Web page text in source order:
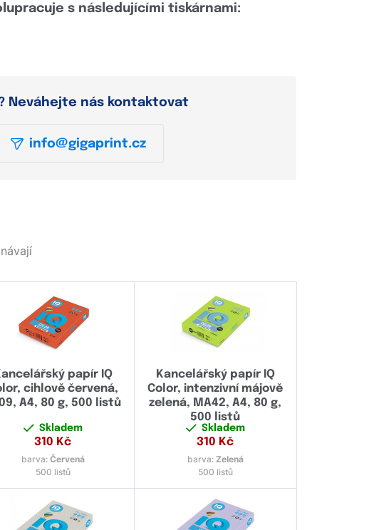
s následujícími tiskárnami:
Neváhejte nás kontaktovat
info@gigaprint.cz
papír IQ
cihlově červená,
A4, 80 g, 500 listů
Skladem
310 Kč
barva: Červená
500 listů
Kancelářský papír IQ
Color, intenzivní májově
zelená, MA42, A4, 80 g,
500 listů
Skladem
310 Kč
barva: Zelená
500 listů